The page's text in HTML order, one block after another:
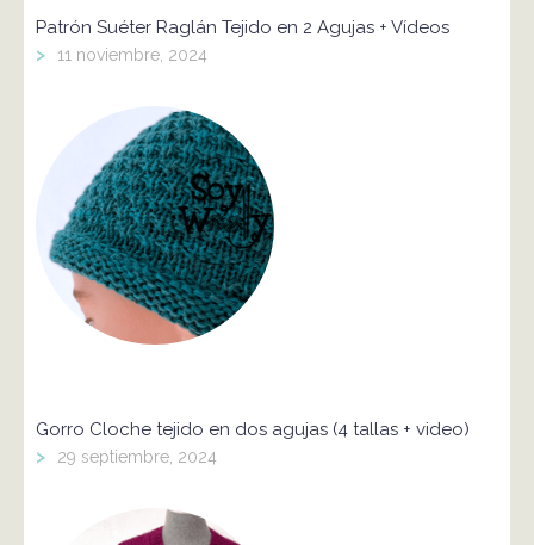
Patrón Suéter Raglán Tejido en 2 Agujas + Vídeos
> 11 noviembre, 2024
Gorro Cloche tejido en dos agujas (4 tallas + video)
> 29 septiembre, 2024